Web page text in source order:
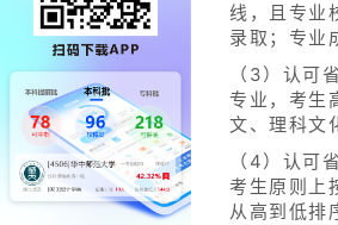
线，且专业
录取；专业
（3）认可
专业，考生
文、理科文
（4）认可
考生原则上
从高到低排